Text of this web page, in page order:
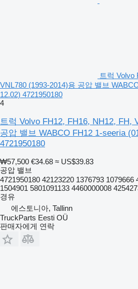
트럭 Volvo
VNL780 (1993-2014)용 공압 밸브
12.02) 4721950180
4
트럭 Volvo FH12, FH16, NH12, FH,
공압 밸브 WABCO FH12 1-seeria
4721950180
₩57,500 €34.68 ≈ US$39.83
공압 밸브
4721950180 42123220 1376793 1079666
1504901 5801091133 4460000008
경유
에스토니아, Tallinn
TruckParts Eesti OÜ
판매자에게 연락